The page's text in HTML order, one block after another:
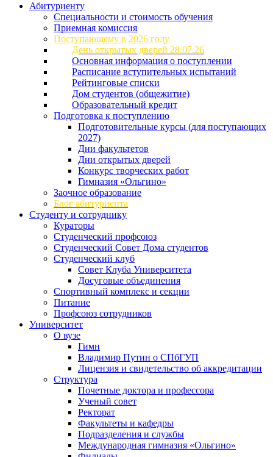
Абитуриенту
Специальности и стоимость обучения
Приемная комиссия
Поступающему в 2026 году
День открытых дверей 28.07.26
Основная информация о поступлении
Расписание вступительных испытаний
Рейтинговые списки
Дом студентов (общежитие)
Образовательный кредит
Подготовка к поступлению
Подготовительные курсы (для поступающих
2027)
Дни факультетов
Дни открытых дверей
Конкурс творческих работ
Гимназия «Ольгино»
Заочное образование
Блог абитуриента
Студенту и сотруднику
Кураторы
Студенческий профсоюз
Студенческий Совет Дома студентов
Студенческий клуб
Совет Клуба Университета
Досуговые объединения
Спортивный комплекс и секции
Питание
Профсоюз сотрудников
Университет
О вузе
Гимн
Владимир Путин о СПбГУП
Лицензия и свидетельство об аккредитации
Структура
Почетные доктора и профессора
Ученый совет
Ректорат
Факультеты и кафедры
Подразделения и службы
Международная гимназия «Ольгино»